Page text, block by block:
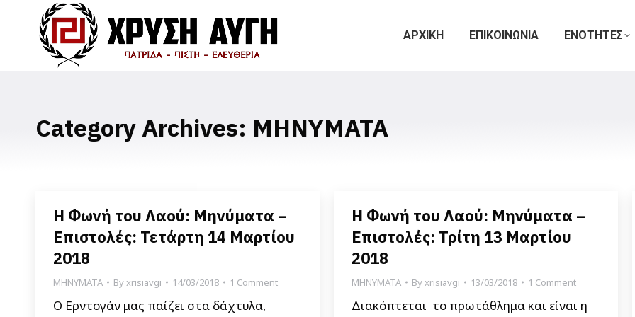
ΑΡΧΙΚΗ ΕΠΙΚΟΙΝΩΝΙΑ ΕΝΟΤΗΤΕΣ
Category Archives: ΜΗΝΥΜΑΤΑ
Η Φωνή του Λαού: Μηνύματα –
Επιστολές: Τετάρτη 14 Μαρτίου
2018
ΜΗΝΥΜΑΤΑ Byxrisiavgi 14/03/2018 1 Comment
Ο Ερντογάν μας παίζει στα δάχτυλα,
Η Φωνή του Λαού: Μηνύματα –
Επιστολές: Τρίτη 13 Μαρτίου
2018
ΜΗΝΥΜΑΤΑ Byxrisiavgi 13/03/2018 1 Comment
Διακόπτεται το πρωτάθλημα και είναι η